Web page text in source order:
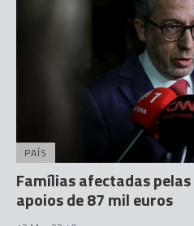
PAÍS
Famílias afectadas
apoios de 87 mil euros